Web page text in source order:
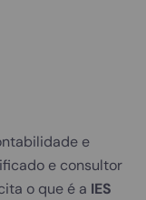
e
e consultor
o que é a IES